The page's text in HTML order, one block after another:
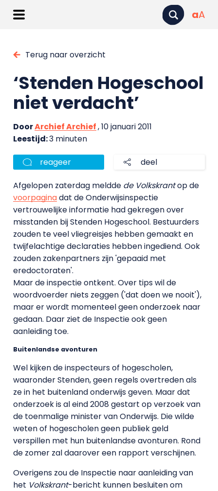
aA
Terug naar overzicht
‘Stenden Hogeschool
niet verdacht’
DoorArchief Archief, 10 januari 2011
Leestijd:3 minuten
reageer deel
Afgelopen zaterdag meldde de Volkskrantop de
voorpaginadat de Onderwijsinspectie
vertrouwelijke informatie had gekregen over
misstanden bij Stenden Hogeschool. Bestuurders
zouden te veel vliegreisjes hebben gemaakt en
twijfelachtige declaraties hebben ingediend. Ook
zouden zakenpartners zijn 'gepaaid met
eredoctoraten'.
Maar de inspectie ontkent. Over tips wil de
woordvoerder niets zeggen ('dat doen we nooit'),
maar er wordt momenteel geen onderzoek naar
gedaan. Daar ziet de Inspectie ook geen
aanleiding toe.
Buitenlandse avonturen
Wel kijken de inspecteurs of hogescholen,
waaronder Stenden, geen regels overtreden als
ze in het buitenland onderwijs geven. Maar dat
onderzoek is al eind 2008 gestart op verzoek van
de toenmalige minister van Onderwijs. Die wilde
weten of hogescholen geen publiek geld
verspillen met hun buitenlandse avonturen. Rond
de zomer zal daarover een rapport verschijnen.
Overigens zou de Inspectie naar aanleiding van
het Volkskrant-bericht kunnen besluiten om